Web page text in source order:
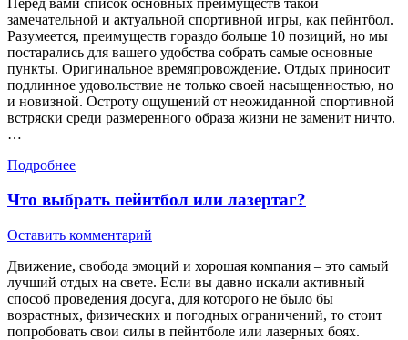
замечательной и актуальной спортивной игры, как пейнтбол.
Разумеется, преимуществ гораздо больше 10 позиций, но мы
постарались для вашего удобства собрать самые основные
пункты. Оригинальное времяпровождение. Отдых приносит
подлинное удовольствие не только своей насыщенностью, но
и новизной. Остроту ощущений от неожиданной спортивной
встряски среди размеренного образа жизни не заменит ничто.
…
Подробнее
Что выбрать пейнтбол или лазертаг?
Оставить комментарий
Движение, свобода эмоций и хорошая компания – это самый
лучший отдых на свете. Если вы давно искали активный
способ проведения досуга, для которого не было бы
возрастных, физических и погодных ограничений, то стоит
попробовать свои силы в пейнтболе или лазерных боях.